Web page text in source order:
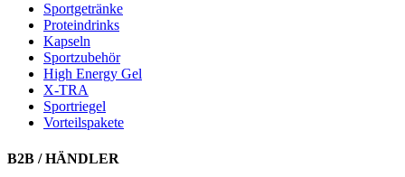
Sportgetränke
Proteindrinks
Kapseln
Sportzubehör
High Energy Gel
X-TRA
Sportriegel
Vorteilspakete
B2B / HÄNDLER